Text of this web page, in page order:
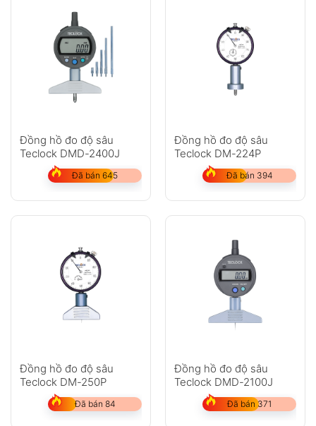
Đồng hồ đo độ sâu
Teclock DMD-2400J
Đã bán 645
Đồng hồ đo độ sâu
Teclock DM-224P
Đã bán 394
Đồng hồ đo độ sâu
Teclock DM-250P
Đã bán 84
Đồng hồ đo độ sâu
Teclock DMD-2100J
Đã bán 371